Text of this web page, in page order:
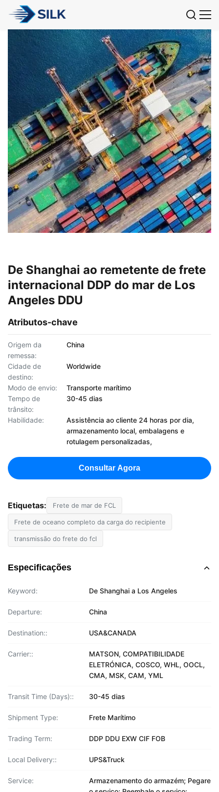
De Shanghai ao remetente de frete
internacional DDP do mar de Los
Angeles DDU
Atributos-chave
Origem da
remessa:
China
Cidade de
destino:
Worldwide
Modo de envio:
Transporte marítimo
Tempo de
trânsito:
30-45 dias
Habilidade:
Assistência ao cliente 24 horas por dia,
armazenamento local, embalagens e
rotulagem personalizadas,
Consultar Agora
Etiquetas: Frete de mar de FCL
Frete de oceano completo da carga do recipiente
transmissão do frete do fcl
Especificações
Keyword: De Shanghai a Los Angeles
Departure: China
Destination:: USA&CANADA
Carrier::
MATSON, COMPATIBILIDADE
ELETRÓNICA, COSCO, WHL, OOCL,
CMA, MSK, CAM, YML
Transit Time (Days):: 30-45 dias
Shipment Type: Frete Marítimo
Trading Term: DDP DDU EXW CIF FOB
Local Delivery:: UPS&Truck
Service:
Armazenamento do armazém; Pegare